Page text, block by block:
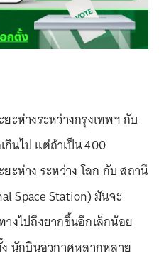
ะห่างระหว่างกรุงเทพฯ กับ
กินไป แต่ถ้าเป็น 400
ะห่าง ระหว่าง โลก กับ สถานี
Space Station) มันจะ
งไปถึงยากขึ้นอีกเล็กน้อย
นักบินอวกาศหลากหลาย